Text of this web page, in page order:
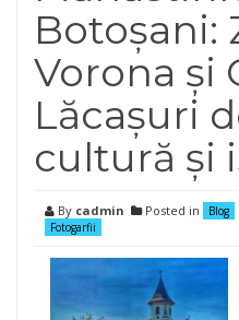
Botoșani:
Vorona și
Lăcașuri
cultură și
By cadmin Posted in
Blog
Fotogarfii